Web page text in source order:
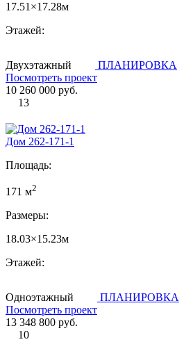
17.51×17.28м
Этажей:
Двухэтажный
ПЛАНИРОВКА
Посмотреть проект
10 260 000 руб.
13
Дом 262-171-1
Площадь:
171 м2
Размеры:
18.03×15.23м
Этажей:
Одноэтажный
ПЛАНИРОВКА
Посмотреть проект
13 348 800 руб.
10